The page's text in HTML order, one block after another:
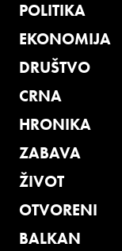
POLITIKA
EKONOMIJA
DRUŠTVO
CRNA
HRONIKA
ZABAVA
ŽIVOT
OTVORENI
BALKAN